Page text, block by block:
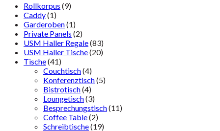
Rollkorpus (9)
Caddy(1)
Garderoben(1)
Private Panels (2)
USM Haller Regale(83)
USM Haller Tische(20)
Tische(41)
Couchtisch(4)
Konferenztisch(5)
Bistrotisch(4)
Loungetisch(3)
Besprechungstisch(11)
Coffee Table(2)
Schreibtische(19)